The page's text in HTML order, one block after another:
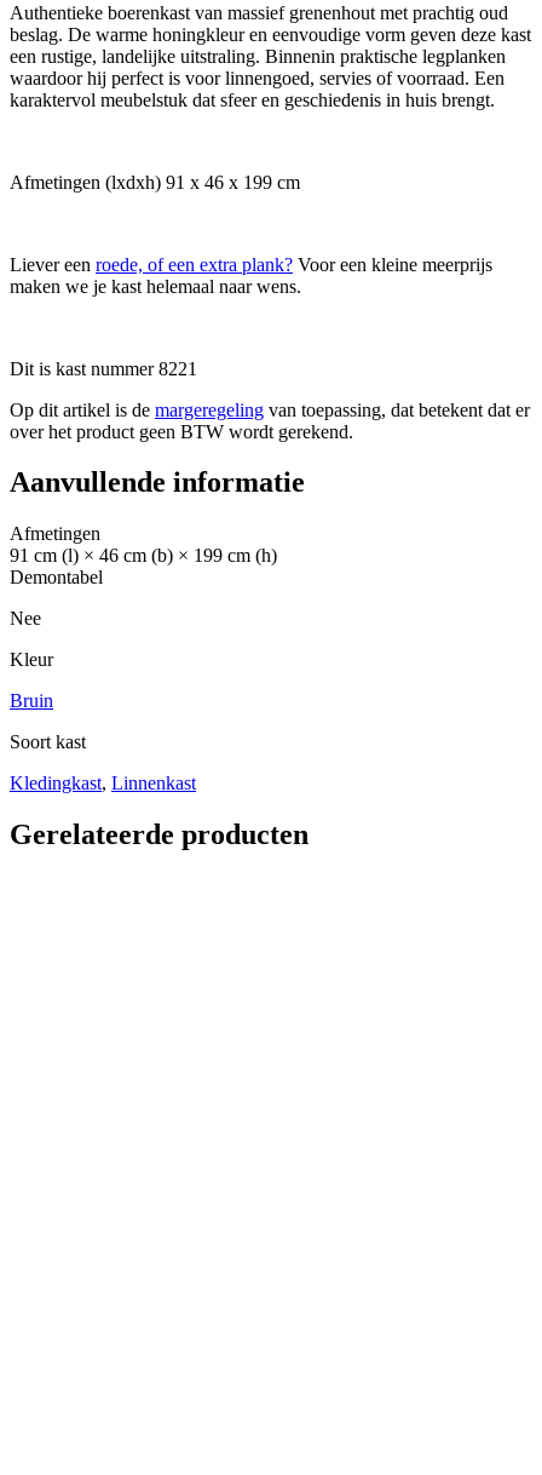
Authentieke boerenkast van massief grenenhout met prachtig oud
beslag. De warme honingkleur en eenvoudige vorm geven deze kast
een rustige, landelijke uitstraling. Binnenin praktische legplanken
waardoor hij perfect is voor linnengoed, servies of voorraad. Een
karaktervol meubelstuk dat sfeer en geschiedenis in huis brengt.
Afmetingen (lxdxh) 91 x 46 x 199 cm
Liever een roede, of een extra plank? Voor een kleine meerprijs
maken we je kast helemaal naar wens.
Dit is kast nummer 8221
Op dit artikel is de margeregeling van toepassing, dat betekent dat er
over het product geen BTW wordt gerekend.
Aanvullende informatie
Afmetingen
91 cm (l) × 46 cm (b) × 199 cm (h)
Demontabel
Nee
Kleur
Bruin
Soort kast
Kledingkast, Linnenkast
Gerelateerde producten